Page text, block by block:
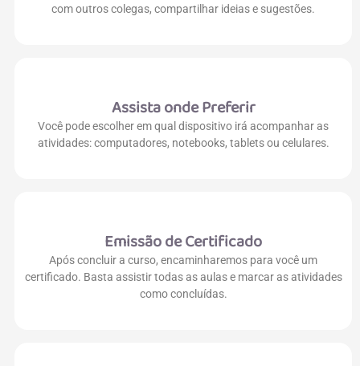
com outros colegas, compartilhar ideias e sugestões.
Assista onde Preferir
Você pode escolher em qual dispositivo irá acompanhar as
atividades: computadores, notebooks, tablets ou celulares.
Emissão de Certificado
Após concluir a curso, encaminharemos para você um
certificado. Basta assistir todas as aulas e marcar as atividades
como concluídas.